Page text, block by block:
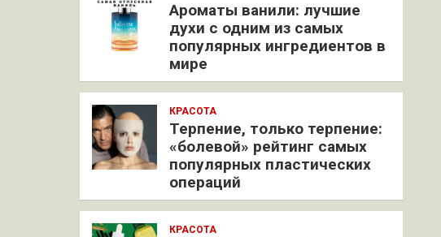
Ароматы ванили: лучшие
духи с одним из самых
популярных ингредиентов в
мире
КРАСОТА
Терпение, только терпение:
«болевой» рейтинг самых
популярных пластических
операций
КРАСОТА